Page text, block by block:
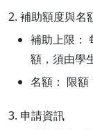
2. 補助額度與名
補助上限：
額，須由學
名額： 限額
3. 申請資訊